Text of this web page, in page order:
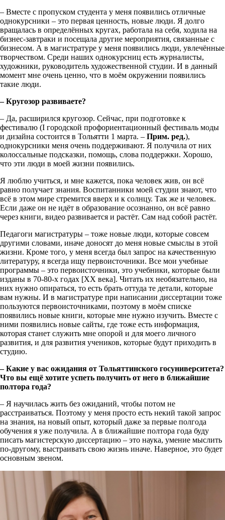
– Вместе с пропуском студента у меня появились отличные
однокурсники – это первая ценность, новые люди. Я долго
вращалась в определённых кругах, работала на себя, ходила на
бизнес-завтраки и посещала другие мероприятия, связанные с
бизнесом. А в магистратуре у меня появились люди, увлечённые
творчеством. Среди наших однокурсниц есть журналисты,
художники, руководитель художественной студии. И в данный
момент мне очень ценно, что в моём окружении появились
такие люди.
– Кругозор развиваете?
– Да, расширился кругозор. Сейчас, при подготовке к
фестивалю (I городской профориентационный фестиваль моды
и дизайна состоится в Тольятти 1 марта. – Прим. ред.),
однокурсники меня очень поддерживают. Я получила от них
колоссальные подсказки, помощь, слова поддержки. Хорошо,
что эти люди в моей жизни появились.
Я люблю учиться, и мне кажется, пока человек жив, он всё
равно получает знания. Воспитанники моей студии знают, что
всё в этом мире стремится вверх и к солнцу. Так же и человек.
Если даже он не идёт в образование осознанно, он всё равно
через книги, видео развивается и растёт. Сам над собой растёт.
Педагоги магистратуры – тоже новые люди, которые совсем
другими словами, иначе доносят до меня новые смыслы в этой
жизни. Кроме того, у меня всегда был запрос на качественную
литературу, я всегда ищу первоисточники. Все мои учебные
программы – это первоисточники, это учебники, которые были
изданы в 70-80-х годах [XX века]. Читать их необязательно, на
них нужно опираться, то есть брать оттуда те детали, которые
вам нужны. И в магистратуре при написании диссертации тоже
пользуются первоисточниками, поэтому в моём списке
появились новые книги, которые мне нужно изучить. Вместе с
ними появились новые сайты, где тоже есть информация,
которая станет служить мне опорой и для моего личного
развития, и для развития учеников, которые будут приходить в
студию.
– Какие у вас ожидания от Тольяттинского госуниверситета?
Что вы ещё хотите успеть получить от него в ближайшие
полтора года?
– Я научилась жить без ожиданий, чтобы потом не
расстраиваться. Поэтому у меня просто есть некий такой запрос
на знания, на новый опыт, который даже за первые полгода
обучения я уже получила. А в ближайшие полтора года буду
писать магистерскую диссертацию – это наука, умение мыслить
по-другому, выстраивать свою жизнь иначе. Наверное, это будет
основным звеном.